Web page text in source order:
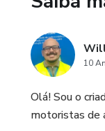
10
Olá! Sou o
motoristas de